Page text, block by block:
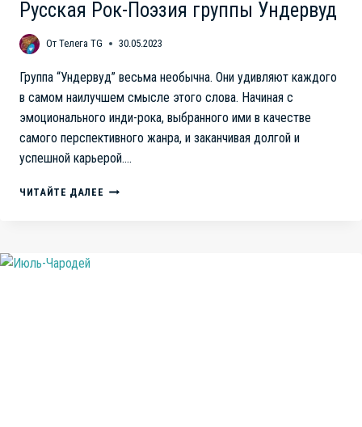
Русская Рок-Поэзия группы Ундервуд
От Телега TG 30.05.2023
Группа “Ундервуд” весьма необычна. Они удивляют каждого
в самом наилучшем смысле этого слова. Начиная с
эмоционального инди-рока, выбранного ими в качестве
самого перспективного жанра, и заканчивая долгой и
успешной карьерой….
ЧИТАЙТЕ ДАЛЕЕ ОЧЕНЬ